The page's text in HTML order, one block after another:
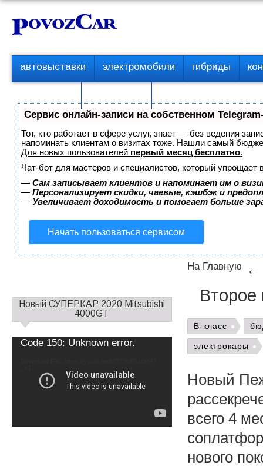
Перейти
контенту
р
о
е
м
е
ю
автовыставки электромобили гибриды
Сервис онлайн-записи на собственном
Тот, кто работает в сфере услуг, знает — без ведения
напоминать клиентам о визитах тоже. Нашли самый
Для новых пользователей первый месяц бесплатно.
Чат-бот для мастеров и специалистов, который упрощает
— Сам записывает клиентов и напоминает им о
— Персонализирует скидки, чаевые, кэшбэк и
— Увеличивает доходимость и помогает больше
Начать пользоваться сервисом
На Главную
Второе
B-класс
электрокары
Новый
всего 4
нового
С
д
Новый СУПЕРКАР 2020 Mitsubishi
4000GT
Video
Code 150: Unknown error.